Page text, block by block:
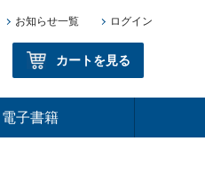
お知らせ一覧 ログイン
カートを見る
電子書籍